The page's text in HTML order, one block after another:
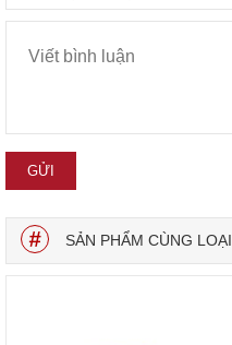
SẢN PHẨM CÙNG LOẠI